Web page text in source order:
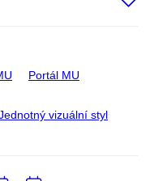
Portál MU
vizuální styl